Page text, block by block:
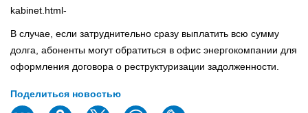
kabinet.html-
В случае, если затруднительно сразу выплатить всю сумму
долга, абоненты могут обратиться в офис энергокомпании для
оформления договора о реструктуризации задолженности.
Поделиться новостью